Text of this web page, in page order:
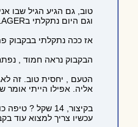
טוב, גם הגיע הגיל שבו
וגם היום נתקלתי בWINTER LAGER אז החלטתי לנסות לתת רשמים.
אז ככה נתקלתי בבקבוק
הבקבוק נראה חמוד ,
הטעם , יחסית טוב. זה
אליה. אפילו הייתי
בקיצור, 14 שקל ? טיפה כואב לכיס אבל מדי פעם אפשר להנות.
עכשיו צריך למצוא עוד